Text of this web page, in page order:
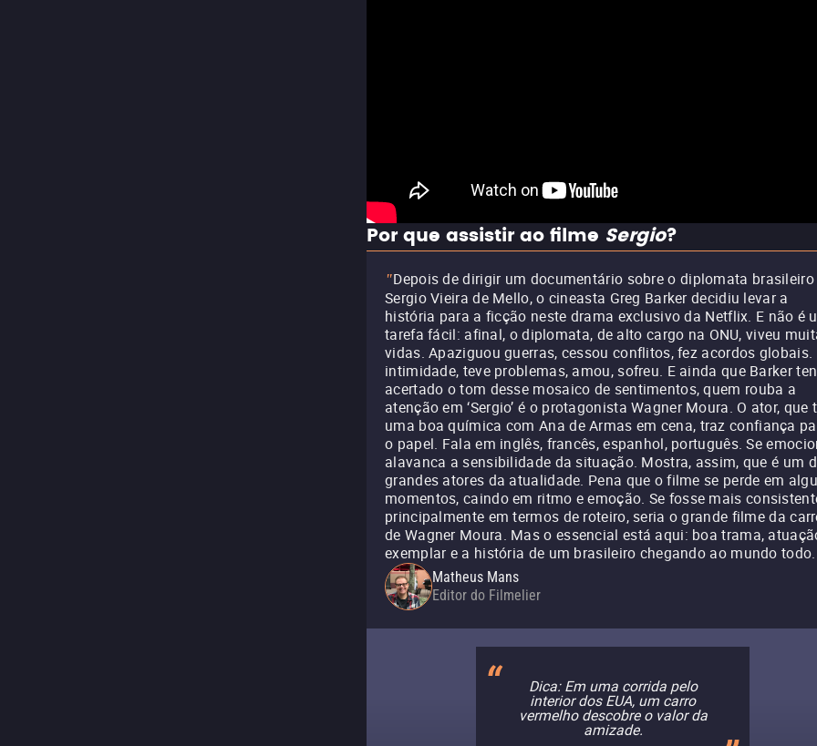
Por que assistir ao filme Sergio?
"Depois de dirigir um documentário sobre o diplomata brasileiro
Sergio Vieira de Mello, o cineasta Greg Barker decidiu levar a
história para a ficção neste drama exclusivo da Netflix. E não é
tarefa fácil: afinal, o diplomata, de alto cargo na ONU, viveu
vidas. Apaziguou guerras, cessou conflitos, fez acordos globais.
intimidade, teve problemas, amou, sofreu. E ainda que Barker
acertado o tom desse mosaico de sentimentos, quem rouba a
atenção em ‘Sergio’ é o protagonista Wagner Moura. O ator, que
uma boa química com Ana de Armas em cena, traz confiança
o papel. Fala em inglês, francês, espanhol, português. Se
alavanca a sensibilidade da situação. Mostra, assim, que é um
grandes atores da atualidade. Pena que o filme se perde em
momentos, caindo em ritmo e emoção. Se fosse mais
principalmente em termos de roteiro, seria o grande filme da
de Wagner Moura. Mas o essencial está aqui: boa trama,
exemplar e a história de um brasileiro chegando ao mundo todo.
Matheus Mans
Editor do Filmelier
Dica: Em uma corrida pelo
interior dos EUA, um carro
vermelho descobre o valor da
amizade.